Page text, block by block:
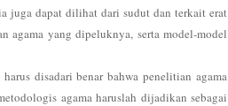
juga dapat dilihat dari sudut dan terkait erat
agama yang dipeluknya, serta model-model
disadari benar bahwa penelitian agama
agama haruslah dijadikan sebagai